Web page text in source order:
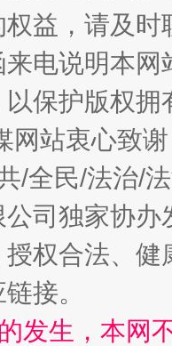
益，请及
电说明本
保护版权
网站衷心致
/全民/法治/
司独家协
权合法、
接。
发生，本网